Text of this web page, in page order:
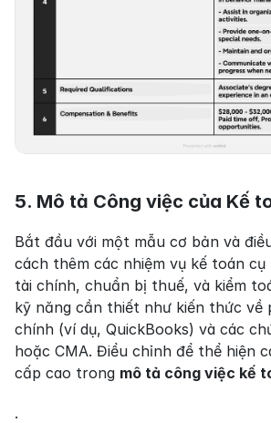
5. Mô tả Công việc của Kế
Bắt đầu với một mẫu cơ bản và
cách thêm các nhiệm vụ kế toán
tài chính, chuẩn bị thuế, và kiểm
kỹ năng cần thiết như kiến thức về
chính (ví dụ, QuickBooks) và các
hoặc CMA. Điểu chỉnh để thể hiện
cấp cao trong mô tả công việc kế
.